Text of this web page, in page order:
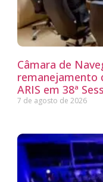
Câmara de
remanejamento
ARIS em 38ª
7 de agosto de 2026